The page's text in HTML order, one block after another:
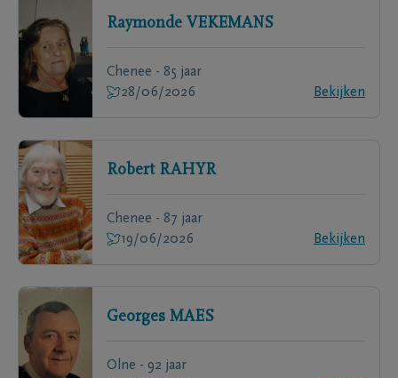
Raymonde VEKEMANS
Chenee - 85 jaar
28/06/2026
Bekijken
Robert RAHYR
Chenee - 87 jaar
19/06/2026
Bekijken
Georges MAES
Olne - 92 jaar